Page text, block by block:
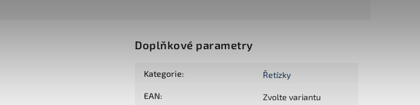
Doplňkové parametry
Kategorie: Řetízky
EAN: Zvolte variantu